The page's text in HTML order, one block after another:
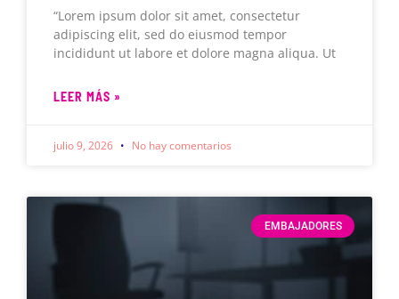
“Lorem ipsum dolor sit amet, consectetur
adipiscing elit, sed do eiusmod tempor
incididunt ut labore et dolore magna aliqua. Ut
LEER MÁS »
julio 9, 2026 No hay comentarios
EMBAJADORES